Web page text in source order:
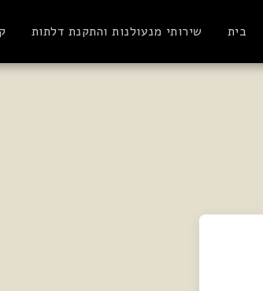
בית שירותי מנעולנות והתקנת דלתות